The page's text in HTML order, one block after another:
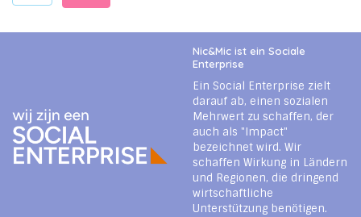
Nic&Mic ist ein Sociale
Enterprise
Ein Social Enterprise zielt
darauf ab, einen sozialen
Mehrwert zu schaffen, der
auch als "Impact"
bezeichnet wird. Wir
schaffen Wirkung in Ländern
und Regionen, die dringend
wirtschaftliche
Unterstützung benötigen.